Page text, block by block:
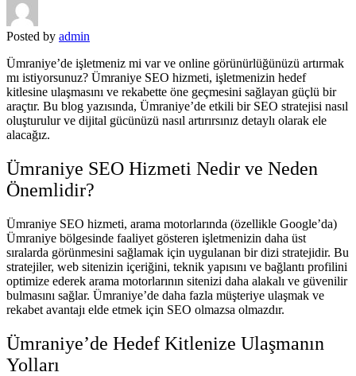
Posted by admin
Ümraniye’de işletmeniz mi var ve online görünürlüğünüzü artırmak
mı istiyorsunuz? Ümraniye SEO hizmeti, işletmenizin hedef
kitlesine ulaşmasını ve rekabette öne geçmesini sağlayan güçlü bir
araçtır. Bu blog yazısında, Ümraniye’de etkili bir SEO stratejisi nasıl
oluşturulur ve dijital gücünüzü nasıl artırırsınız detaylı olarak ele
alacağız.
Ümraniye SEO Hizmeti Nedir ve Neden
Önemlidir?
Ümraniye SEO hizmeti, arama motorlarında (özellikle Google’da)
Ümraniye bölgesinde faaliyet gösteren işletmenizin daha üst
sıralarda görünmesini sağlamak için uygulanan bir dizi stratejidir. Bu
stratejiler, web sitenizin içeriğini, teknik yapısını ve bağlantı profilini
optimize ederek arama motorlarının sitenizi daha alakalı ve güvenilir
bulmasını sağlar. Ümraniye’de daha fazla müşteriye ulaşmak ve
rekabet avantajı elde etmek için SEO olmazsa olmazdır.
Ümraniye’de Hedef Kitlenize Ulaşmanın
Yolları